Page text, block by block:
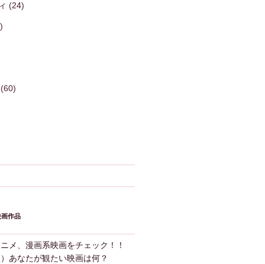
(24)
作品
メ、漫画系映画をチェック！！
）あなたが観たい映画は何？